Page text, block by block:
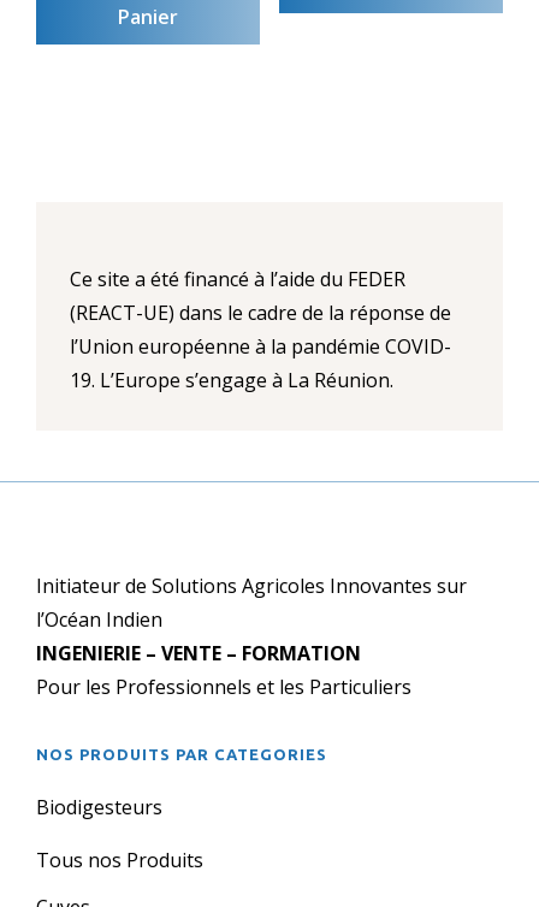
Panier
Ce site a été financé à l’aide du FEDER
(REACT-UE) dans le cadre de la réponse de
l’Union européenne à la pandémie COVID-
19. L’Europe s’engage à La Réunion.
Initiateur de Solutions Agricoles Innovantes sur
l’Océan Indien
INGENIERIE – VENTE – FORMATION
Pour les Professionnels et les Particuliers
NOS PRODUITS PAR CATEGORIES
Biodigesteurs
Tous nos Produits